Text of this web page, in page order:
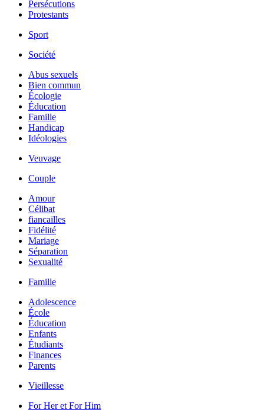
Persécutions
Protestants
Sport
Société
Abus sexuels
Bien commun
Écologie
Éducation
Famille
Handicap
Idéologies
Veuvage
Couple
Amour
Célibat
fiancailles
Fidélité
Mariage
Séparation
Sexualité
Famille
Adolescence
École
Éducation
Enfants
Étudiants
Finances
Parents
Vieillesse
For Her et For Him